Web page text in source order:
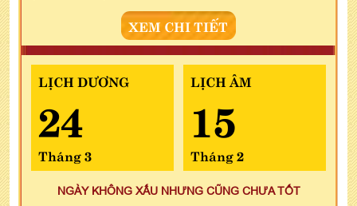
XEM CHI TIẾT
LỊCH DƯƠNG
24
Tháng 3
LỊCH ÂM
15
Tháng 2
NGÀY KHÔNG XẤU NHƯNG CŨNG CHƯA TỐT